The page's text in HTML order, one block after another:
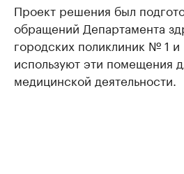
Проект решения был
обращений Департамента
городских поликлиник № 1
используют эти помещения
медицинской деятельности.